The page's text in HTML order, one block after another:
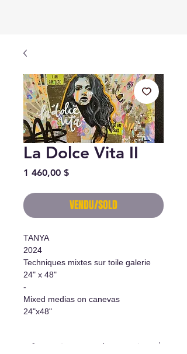
La Dolce Vita II
1 460,00 $Prix
VENDU/SOLD
TANYA
2024
Techniques mixtes sur toile galerie
24" x 48"
-
Mixed medias on canevas
24"x48"
Informations supplémentaires